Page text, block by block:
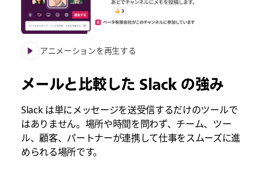
アニメーションを再生する
メールと比較した Slack の強み
Slack は単にメッセージを送受信するだけのツールで
はありません。場所や時間を問わず、チーム、ツー
ル、顧客、パートナーが連携して仕事をスムーズに進
められる場所です。